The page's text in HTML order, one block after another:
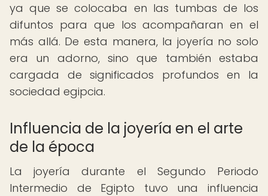
ya que se colocaba en las tumbas de los
difuntos para que los acompañaran en el
más allá. De esta manera, la joyería no solo
era un adorno, sino que también estaba
cargada de significados profundos en la
sociedad egipcia.
Influencia de la joyería en el arte
de la época
La joyería durante el Segundo Periodo
Intermedio de Egipto tuvo una influencia